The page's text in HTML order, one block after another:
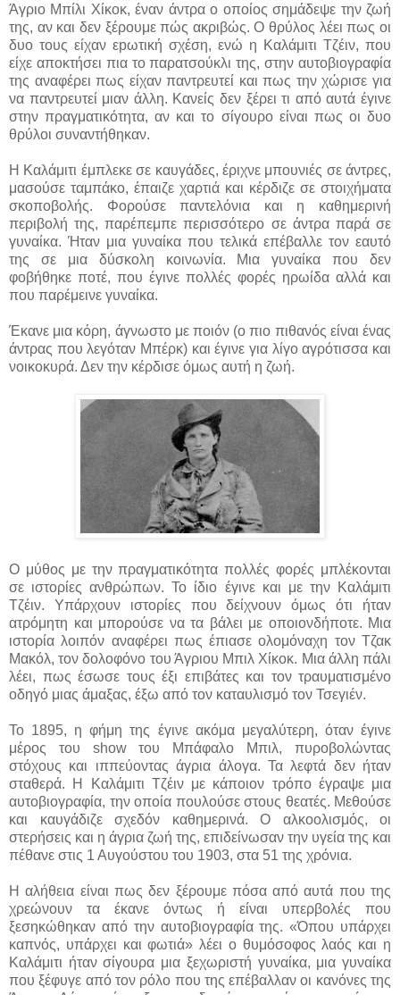
Άγριο Μπίλι Χίκοκ, έναν άντρα ο οποίος σημάδεψε την ζωή
της, αν και δεν ξέρουμε πώς ακριβώς. Ο θρύλος λέει πως οι
δυο τους είχαν εpωτική σχέση, ενώ η Καλάμιτι Τζέιν, που
είχε αποκτήσει πια το παρατσούκλι της, στην αυτοβιογραφία
της αναφέρει πως είχαν παντρευτεί και πως την χώρισε για
να παντρευτεί μιαν άλλη. Κανείς δεν ξέρει τι από αυτά έγινε
στην πραγματικότητα, αν και το σίγουρο είναι πως οι δυο
θρύλοι συναντήθηκαν.
Η Καλάμιτι έμπλεκε σε καυγάδες, έριχνε μπουνιές σε άντρες,
μασούσε ταμπάκο, έπαιζε χαρτιά και κέρδιζε σε στοιχήματα
σκοποβολής. Φορούσε παντελόνια και η καθημερινή
περιβολή της, παρέπεμπε περισσότερο σε άντρα παρά σε
γυναίκα. Ήταν μια γυναίκα που τελικά επέβαλλε τον εαυτό
της σε μια δύσκολη κοινωνία. Μια γυναίκα που δεν
φοβήθηκε ποτέ, που έγινε πολλές φορές ηρωίδα αλλά και
που παρέμεινε γυναίκα.
Έκανε μια κόρη, άγνωστο με ποιόν (ο πιο πιθανός είναι ένας
άντρας που λεγόταν Μπέρκ) και έγινε για λίγο αγρότισσα και
νοικοκυρά. Δεν την κέρδισε όμως αυτή η ζωή.
Ο μύθος με την πραγματικότητα πολλές φορές μπλέκονται
σε ιστορίες ανθρώπων. Το ίδιο έγινε και με την Καλάμιτι
Τζέιν. Υπάρχουν ιστορίες που δείχνουν όμως ότι ήταν
ατρόμητη και μπορούσε να τα βάλει με οποιονδήποτε. Μια
ιστορία λοιπόν αναφέρει πως έπιασε ολομόναχη τον Τζακ
Μακόλ, τον δολοφόνο του Άγριου Μπιλ Χίκοκ. Μια άλλη πάλι
λέει, πως έσωσε τους έξι επιβάτες και τον τραυματισμένο
οδηγό μιας άμαξας, έξω από τον καταυλισμό τον Τσεγιέν.
Το 1895, η φήμη της έγινε ακόμα μεγαλύτερη, όταν έγινε
μέρος του show του Μπάφαλο Μπιλ, πυροβολώντας
στόχους και ιππεύοντας άγρια άλογα. Τα λεφτά δεν ήταν
σταθερά. Η Καλάμιτι Τζέιν με κάποιον τρόπο έγραψε μια
αυτοβιογραφία, την οποία πουλούσε στους θεατές. Μεθούσε
και καυγάδιζε σχεδόν καθημερινά. Ο αλκοολισμός, οι
στερήσεις και η άγρια ζωή της, επιδείνωσαν την υγεία της και
πέθανε στις 1 Αυγούστου του 1903, στα 51 της χρόνια.
Η αλήθεια είναι πως δεν ξέρουμε πόσα από αυτά που της
χρεώνουν τα έκανε όντως ή είναι υπερβολές που
ξεσηκώθηκαν από την αυτοβιογραφία της. «Όπου υπάρχει
καπνός, υπάρχει και φωτιά» λέει ο θυμόσοφος λαός και η
Καλάμιτι ήταν σίγουρα μια ξεχωριστή γυναίκα, μια γυναίκα
που ξέφυγε από τον ρόλο που της επέβαλλαν οι κανόνες της